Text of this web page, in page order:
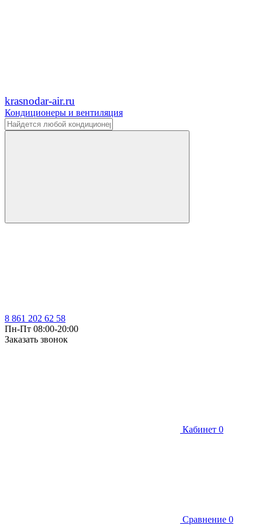
krasnodar-air.ru
Кондиционеры и вентиляция
8 861 202 62 58
Пн-Пт 08:00-20:00
Заказать звонок
Кабинет 0
Сравнение 0